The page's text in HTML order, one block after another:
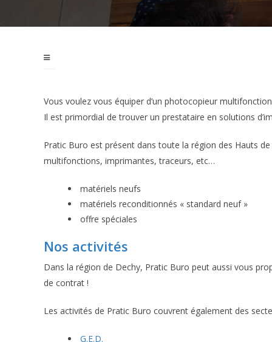
Vous voulez vous équiper d’un photocopieur
Il est primordial de trouver un prestataire en solutions
Pratic Buro est présent dans toute la région des Hauts
multifonctions, imprimantes, traceurs, etc…
matériels neufs
matériels reconditionnés « standard neuf »
offre spéciales
Nos activités
Dans la région de Dechy, Pratic Buro peut aussi vous
de contrat !
Les activités de Pratic Buro couvrent également des
G.E.D.